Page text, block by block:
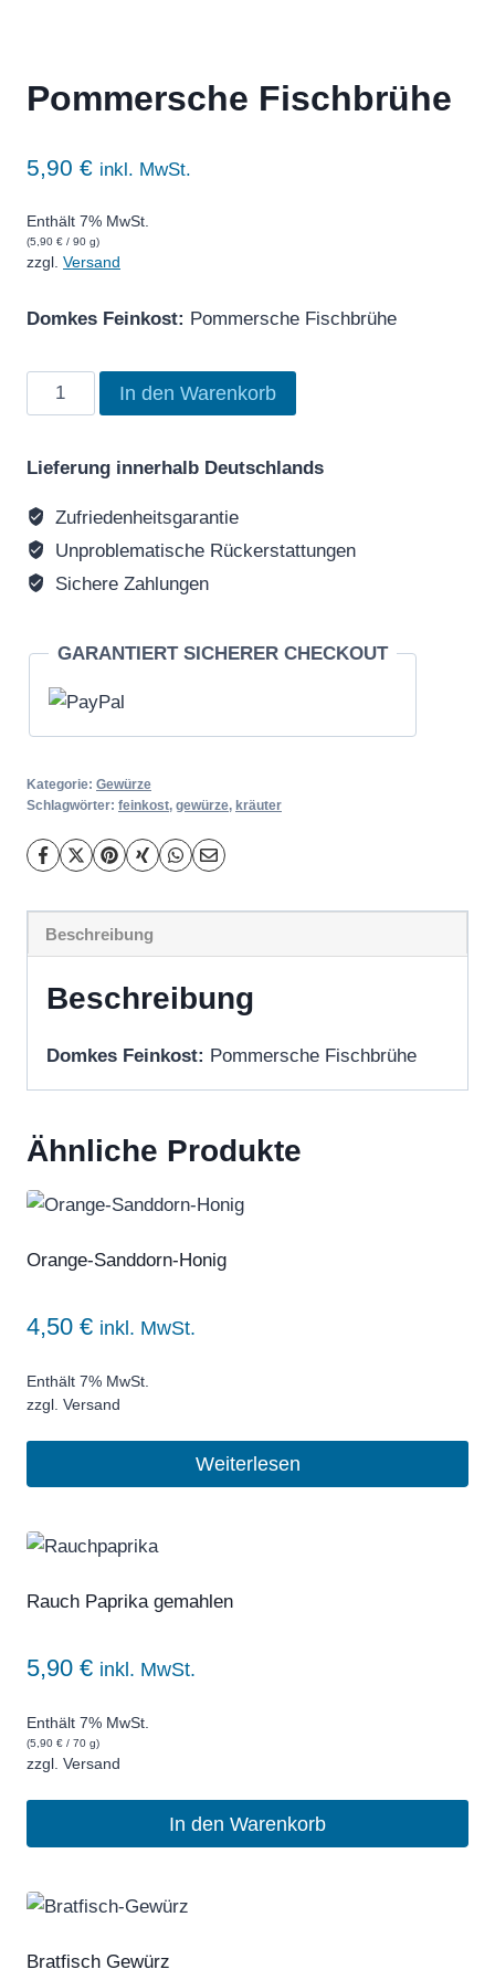
Pommersche Fischbrühe
5,90 € inkl. MwSt.
Enthält 7% MwSt.
(5,90 € / 90 g)
zzgl. Versand
Domkes Feinkost: Pommersche Fischbrühe
Pommersche
Fischbrühe
In den Warenkorb
Lieferung innerhalb Deutschlands
Zufriedenheitsgarantie
Unproblematische Rückerstattungen
Sichere Zahlungen
GARANTIERT SICHERER CHECKOUT
Kategorie: Gewürze
Schlagwörter: feinkost, gewürze, kräuter
Beschreibung
Beschreibung
Domkes Feinkost: Pommersche Fischbrühe
Ähnliche Produkte
Orange-Sanddorn-Honig
4,50 € inkl. MwSt.
Enthält 7% MwSt.
zzgl. Versand
Weiterlesen
Rauch Paprika gemahlen
5,90 € inkl. MwSt.
Enthält 7% MwSt.
(5,90 € / 70 g)
zzgl. Versand
In den Warenkorb
Bratfisch Gewürz